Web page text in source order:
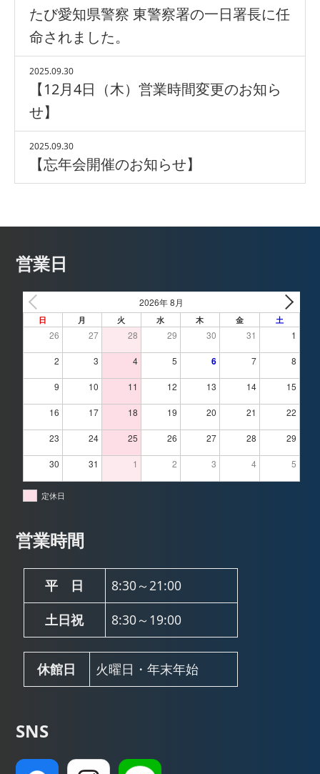
たび愛知県警察 東警察署の一日署長に任
命されました。
2025.09.30
【12月4日（木）営業時間変更のお知ら
せ】
2025.09.30
【忘年会開催のお知らせ】
営業日
2026年 8月
日 月 火 水 木 金 土
26 27 28 29 30 31 1
2 3 4 5 6 7 8
9 10 11 12 13 14 15
16 17 18 19 20 21 22
23 24 25 26 27 28 29
30 31 1 2 3 4 5
定休日
営業時間
平 日
8:30～21:00
土日祝
8:30～19:00
休館日 火曜日・年末年始
SNS